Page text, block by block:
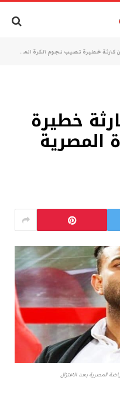
خطيرة تصيب نجوم الكرة المصرية (فيديو)
خطيرة
المصرية
المصرية بعد الاعتزال